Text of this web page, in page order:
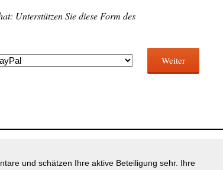
Unterstützen Sie diese Form des
Weiter
und schätzen Ihre aktive Beteiligung sehr. Ihre